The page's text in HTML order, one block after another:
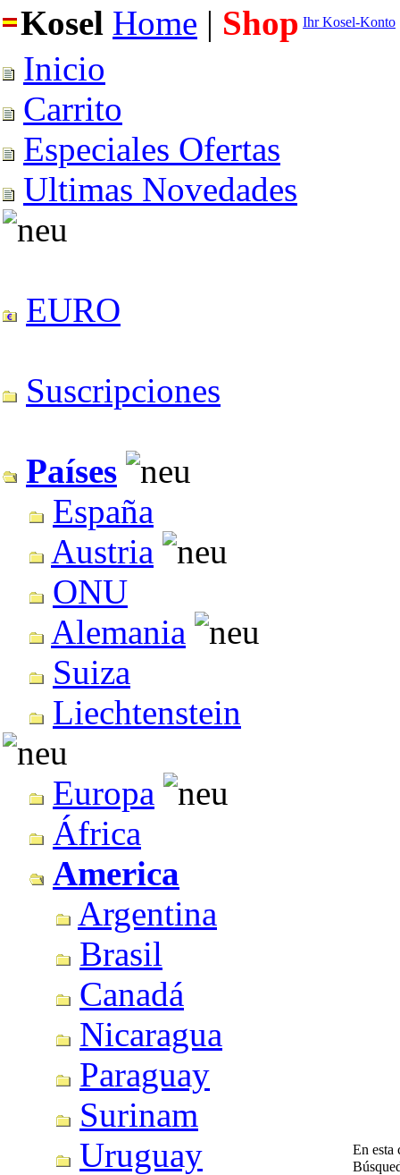
Kosel Home | Shop Ihr Kosel-Konto
Inicio
Carrito
Especiales Ofertas
Ultimas Novedades
EURO
Suscripciones
Países
España
Austria
ONU
Alemania
Suiza
Liechtenstein
Europa
África
America
Argentina
Brasil
Canadá
Nicaragua
Paraguay
Surinam
Uruguay
En esta